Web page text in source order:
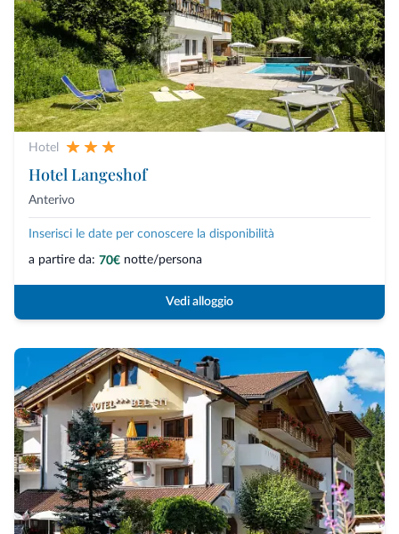
Hotel
Hotel Langeshof
Anterivo
Inserisci le date per conoscere la disponibilità
a partire da: 70€ notte/persona
Vedi alloggio